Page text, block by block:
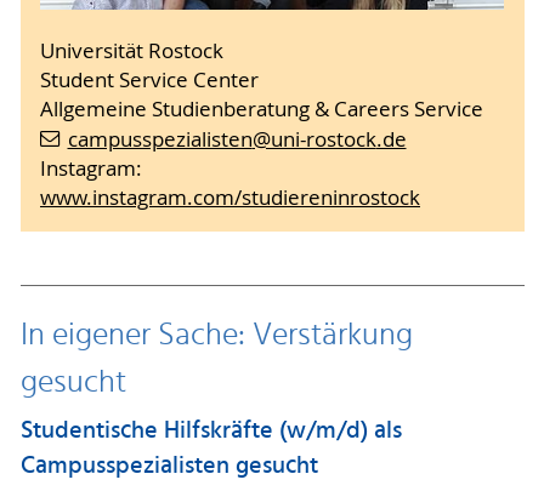
Universität Rostock
Student Service Center
Allgemeine Studienberatung & Careers Service
campusspezialisten@uni-rostock.de
Instagram:
www.instagram.com/studiereninrostock
In eigener Sache: Verstärkung
gesucht
Studentische Hilfskräfte (w/m/d) als
Campusspezialisten gesucht